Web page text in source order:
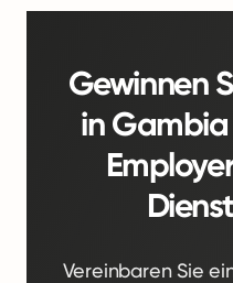
Gewinnen
in
Vereinbaren Sie